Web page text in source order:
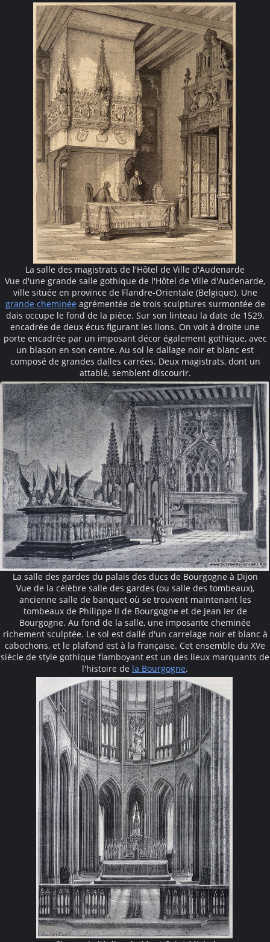
La salle des magistrats de l'Hôtel de Ville d'Audenarde
Vue d'une grande salle gothique de l'Hôtel de Ville d'Audenarde,
ville située en province de Flandre-Orientale (Belgique). Une
grande cheminéeagrémentée de trois sculptures surmontée de
dais occupe le fond de la pièce. Sur son linteau la date de 1529,
encadrée de deux écus figurant les lions. On voit à droite une
porte encadrée par un imposant décor également gothique, avec
un blason en son centre. Au sol le dallage noir et blanc est
composé de grandes dalles carrées. Deux magistrats, dont un
attablé, semblent discourir.
La salle des gardes du palais des ducs de Bourgogne à Dijon
Vue de la célèbre salle des gardes (ou salle des tombeaux),
ancienne salle de banquet où se trouvent maintenant les
tombeaux de Philippe II de Bourgogne et de Jean Ier de
Bourgogne. Au fond de la salle, une imposante cheminée
richement sculptée. Le sol est dallé d'un carrelage noir et blanc à
cabochons, et le plafond est à la française. Cet ensemble du XVe
siècle de style gothique flamboyant est un des lieux marquants de
l'histoire de la Bourgogne.